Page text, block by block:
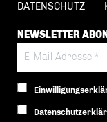
DATENSCHUTZ
NEWSLETTER